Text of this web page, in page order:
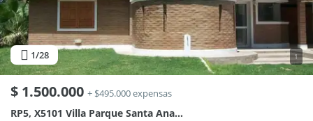
1/28 1
$ 1.500.000 + $495.000 expensas
RP5, X5101 Villa Parque Santa Ana, Córdoba, Argentina